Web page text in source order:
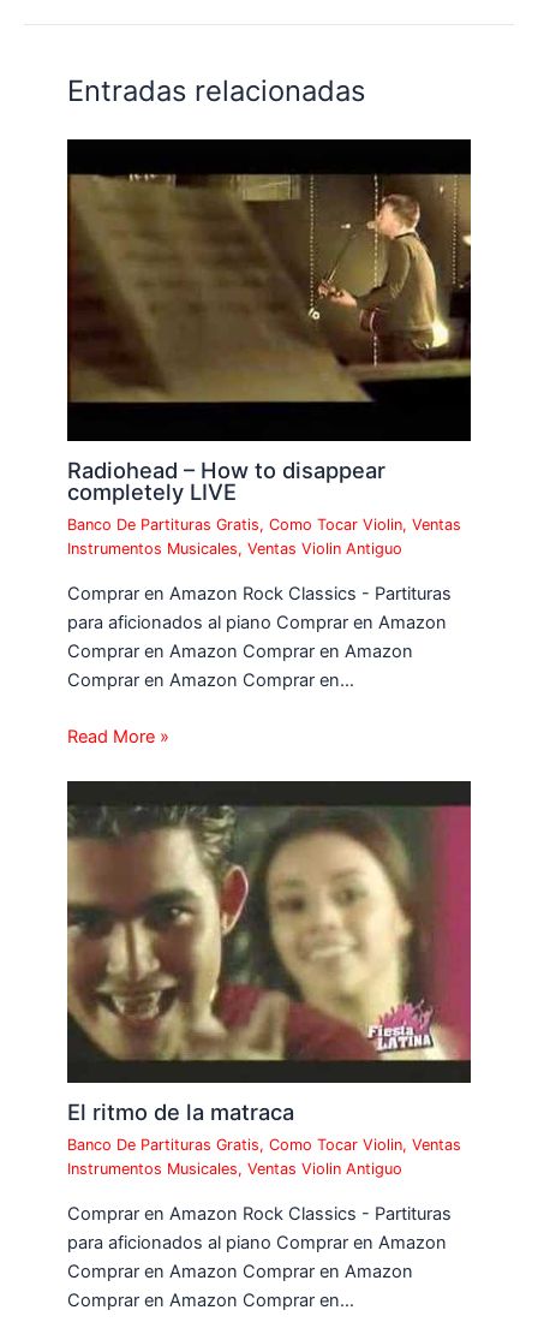
Entradas relacionadas
Radiohead – How to disappear
completely LIVE
Banco De Partituras Gratis,Como Tocar Violin,Ventas
Instrumentos Musicales,Ventas Violin Antiguo
Comprar en Amazon Rock Classics - Partituras
para aficionados al piano Comprar en Amazon
Comprar en Amazon Comprar en Amazon
Comprar en Amazon Comprar en…
Read More »
El ritmo de la matraca
Banco De Partituras Gratis,Como Tocar Violin,Ventas
Instrumentos Musicales,Ventas Violin Antiguo
Comprar en Amazon Rock Classics - Partituras
para aficionados al piano Comprar en Amazon
Comprar en Amazon Comprar en Amazon
Comprar en Amazon Comprar en…